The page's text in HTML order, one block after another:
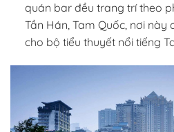
quán bar đều trang trí theo
Tần Hán, Tam Quốc, nơi
cho bộ tiểu thuyết nổi tiếng